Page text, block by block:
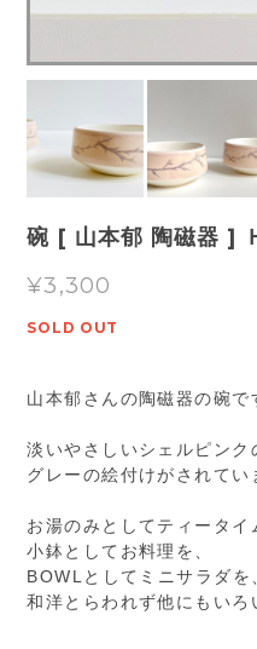
碗 [ 山本郁 陶磁器 ]
¥3,300
SOLD OUT
山本郁さんの陶磁器の碗で
淡いやさしいシェルピンク
グレーの絵付けがされてい
お湯のみとしてティータイ
小鉢としてお料理を、
BOWLとしてミニサラダを
和洋とらわれず他にもいろ